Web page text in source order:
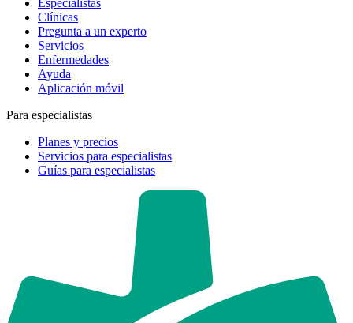
Especialistas
Clínicas
Pregunta a un experto
Servicios
Enfermedades
Ayuda
Aplicación móvil
Para especialistas
Planes y precios
Servicios para especialistas
Guías para especialistas